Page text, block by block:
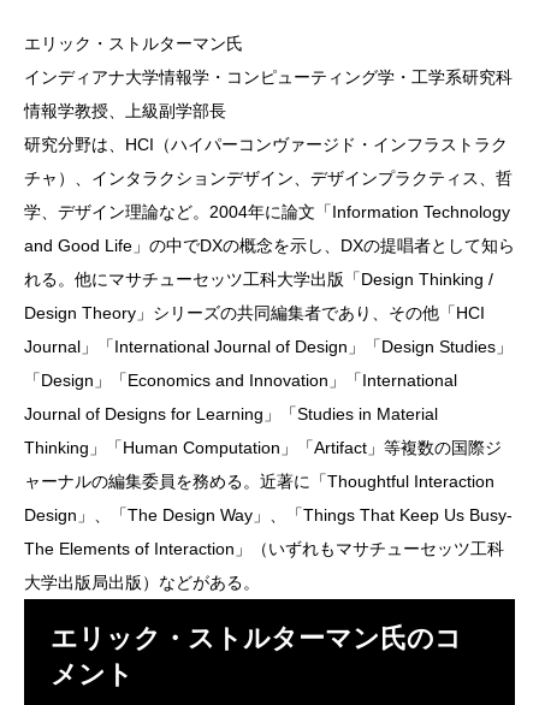
エリック・ストルターマン氏
インディアナ大学情報学・コンピューティング学・工学系研究科
情報学教授、上級副学部長
研究分野は、HCI（ハイパーコンヴァージド・インフラストラク
チャ）、インタラクションデザイン、デザインプラクティス、哲
学、デザイン理論など。2004年に論文「Information Technology
and Good Life」の中でDXの概念を示し、DXの提唱者として知ら
れる。他にマサチューセッツ工科大学出版「Design Thinking /
Design Theory」シリーズの共同編集者であり、その他「HCI
Journal」「International Journal of Design」「Design Studies」
「Design」「Economics and Innovation」「International
Journal of Designs for Learning」「Studies in Material
Thinking」「Human Computation」「Artifact」等複数の国際ジ
ャーナルの編集委員を務める。近著に「Thoughtful Interaction
Design」、「The Design Way」、「Things That Keep Us Busy-
The Elements of Interaction」（いずれもマサチューセッツ工科
大学出版局出版）などがある。
エリック・ストルターマン氏のコ
メント